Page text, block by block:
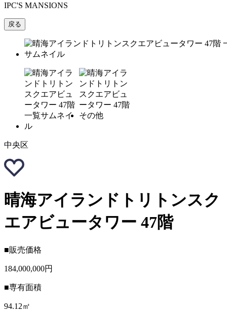
IPC'S MANSIONS
戻る
中央区
晴海アイランドトリトンスク
エアビュータワー 47階
■販売価格
184,000,000円
■専有面積
94.12㎡